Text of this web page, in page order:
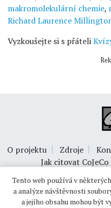
makromolekulární chemie,
Richard Laurence
Vyzkoušejte si s přáteli
O projektu Zdroje
Jak citovat CoJeCo
Tento web používá v
a analýze návštěvnosti
a jejího obsahu mohou být